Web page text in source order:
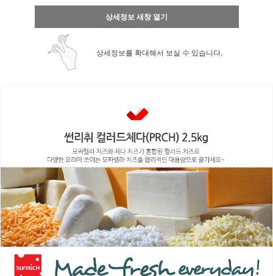
상세정보 새창 열기
상세정보를 확대해서 보실 수 있습니다.